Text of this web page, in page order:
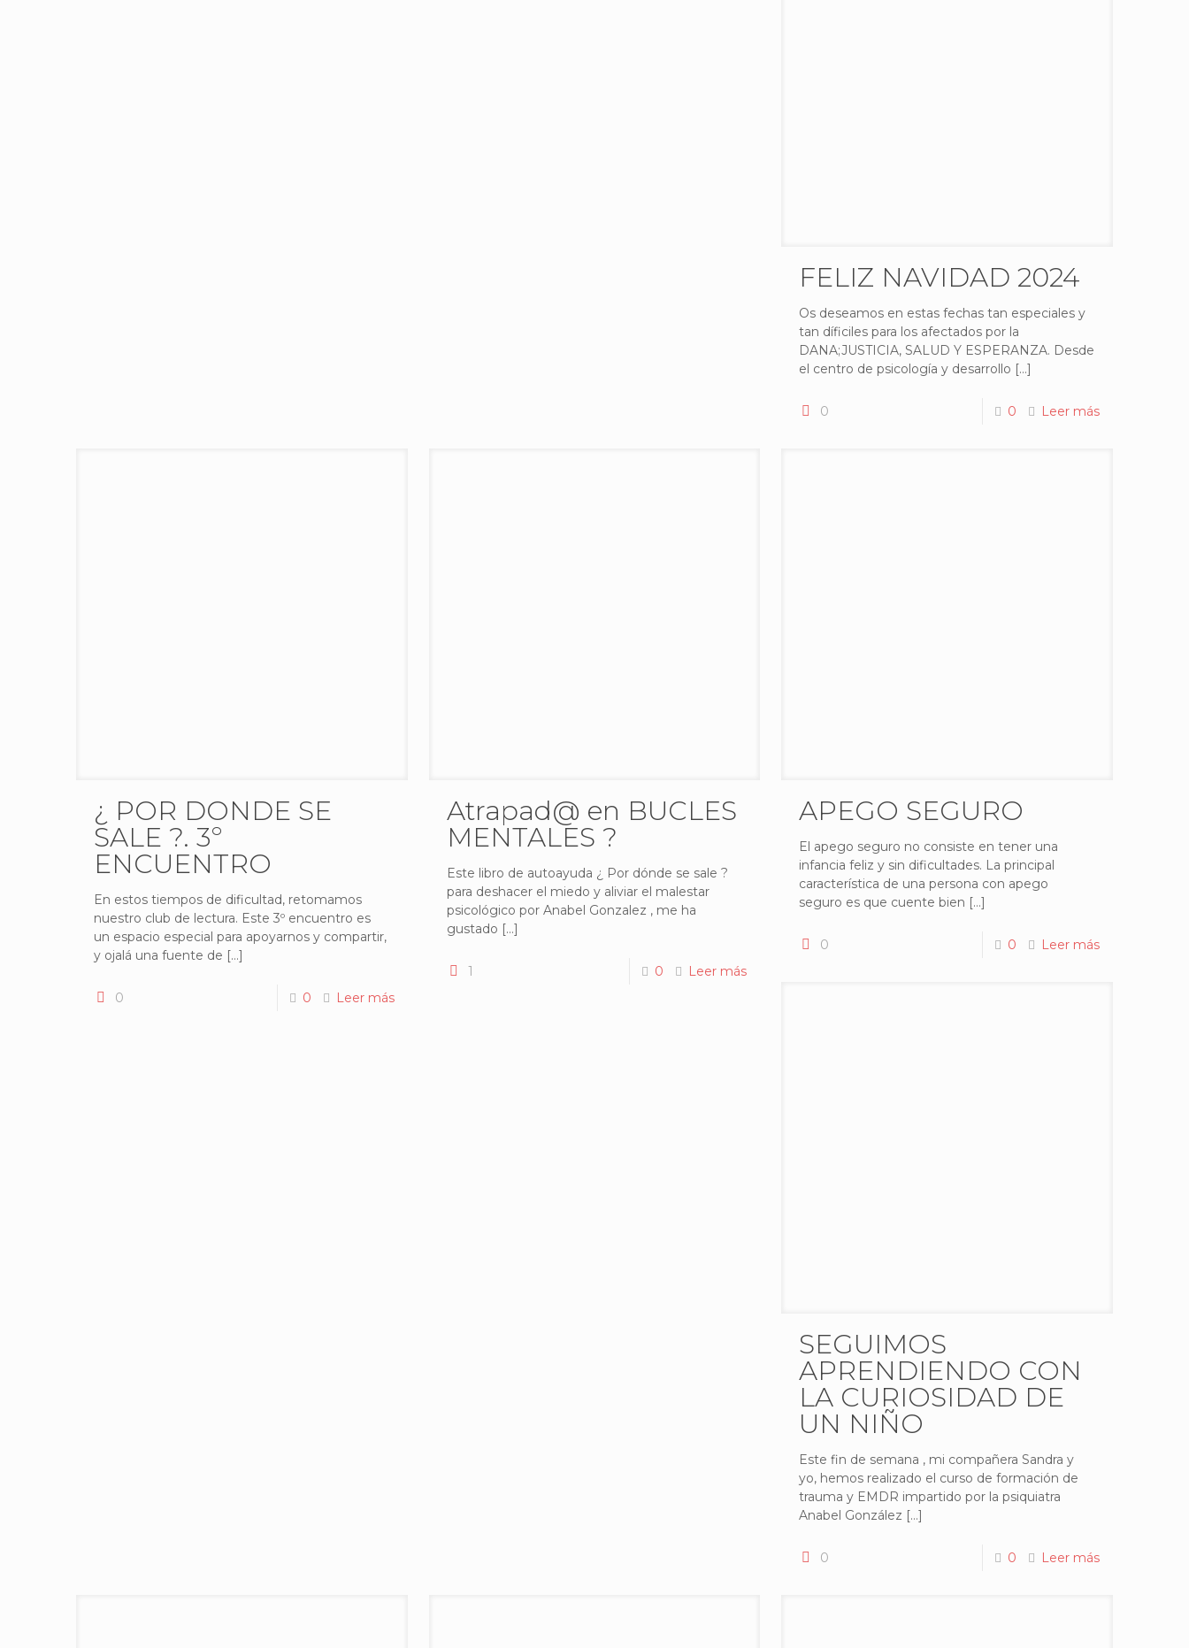
FELIZ NAVIDAD 2024
Os deseamos en estas fechas tan especiales y
tan díficiles para los afectados por la
DANA;JUSTICIA, SALUD Y ESPERANZA. Desde
el centro de psicología y desarrollo […]
0 0 Leer más
¿ POR DONDE SE
SALE ?. 3º
ENCUENTRO
En estos tiempos de dificultad, retomamos
nuestro club de lectura. Este 3º encuentro es
un espacio especial para apoyarnos y compartir,
y ojalá una fuente de […]
0 0 Leer más
Atrapad@ en BUCLES
MENTALES ?
Este libro de autoayuda ¿ Por dónde se sale ?
para deshacer el miedo y aliviar el malestar
psicológico por Anabel Gonzalez , me ha
gustado […]
1 0 Leer más
APEGO SEGURO
El apego seguro no consiste en tener una
infancia feliz y sin dificultades. La principal
característica de una persona con apego
seguro es que cuente bien […]
0 0 Leer más
SEGUIMOS
APRENDIENDO CON
LA CURIOSIDAD DE
UN NIÑO
Este fin de semana , mi compañera Sandra y
yo, hemos realizado el curso de formación de
trauma y EMDR impartido por la psiquiatra
Anabel González […]
0 0 Leer más